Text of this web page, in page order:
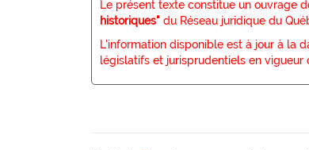
Le présent texte constitue un ouvrage
historiques"du Réseau juridique du
L'information disponible est à jour à la
législatifs et jurisprudentiels en vigueur